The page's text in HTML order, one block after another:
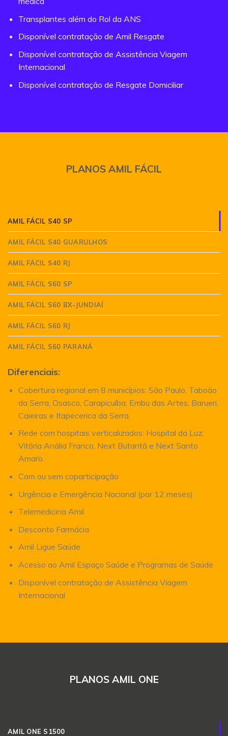
Transplantes além do Rol da ANS
Disponível contratação de Amil Resgate
Disponível contratação de Assistência Viagem
Internacional
Disponível contratação de Resgate Domiciliar
PLANOS AMIL FÁCIL
AMIL FÁCIL S40 SP
AMIL FÁCIL S40 GUARULHOS
AMIL FÁCIL S40 RJ
AMIL FÁCIL S60 SP
AMIL FÁCIL S60 BX-JUNDIAÍ
AMIL FÁCIL S60 RJ
AMIL FÁCIL S60 PARANÁ
Diferenciais:
Cobertura regional em 8 municípios: São Paulo, Taboão
da Serra, Osasco, Carapicuíba, Embu das Artes, Barueri,
Caieiras e Itapecerica da Serra.
Rede com hospitais verticalizados: Hospital da Luz,
Vitória Anália Franco, Next Butantã e Next Santo
Amaro.
Com ou sem coparticipação
Urgência e Emergência Nacional (por 12 meses)
Telemedicina Amil
Desconto Farmácia
Amil Ligue Saúde
Acesso ao Amil Espaço Saúde e Programas de Saúde
Disponível contratação de Assistência Viagem
Internacional
PLANOS AMIL ONE
AMIL ONE S1500